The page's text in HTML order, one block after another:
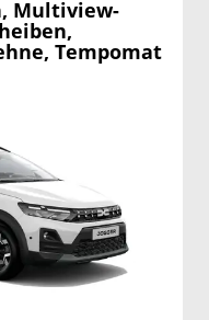
Multiview-
Tempomat